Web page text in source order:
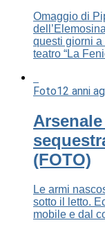
Omaggio di
questi giorni a
teatro “La
Foto12 anni
(FOTO)
Le armi
sotto il letto.
mobile e dal